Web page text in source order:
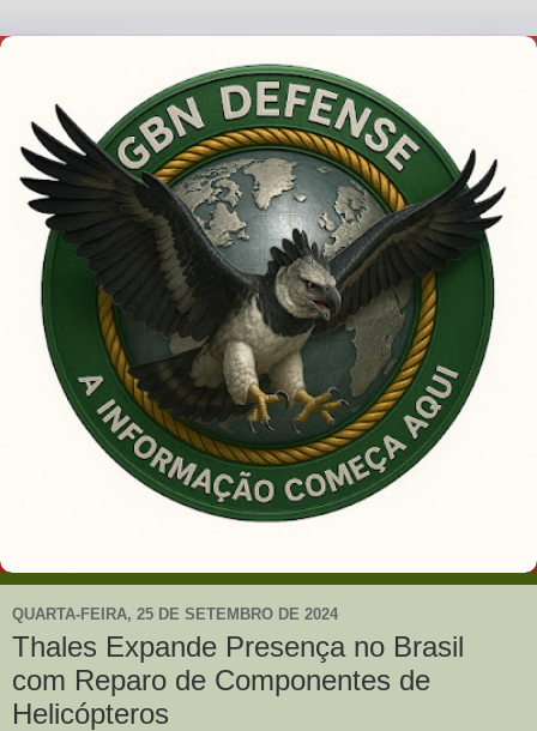
QUARTA-FEIRA, 25 DE SETEMBRO DE 2024
Thales Expande Presença no Brasil
com Reparo de Componentes de
Helicópteros